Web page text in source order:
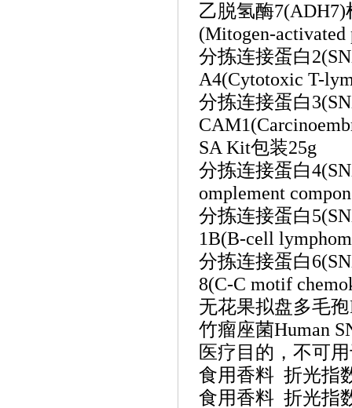
乙脱氢酶
(Mitogen-
分拣连接蛋白
A4(Cytotoxic T-
分拣连接蛋白
SA Kit包装25g
分拣连接蛋白
omplement
分拣连接蛋白
1B(B-cell
分拣连接蛋白
8(C-C motif
无花果拟盘多毛孢
竹瘤座菌Human
医疗目的，不可
食用香料 折光指
食用香料 折光指